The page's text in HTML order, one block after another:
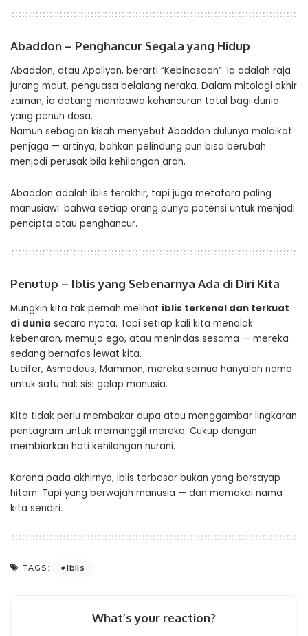
Abaddon – Penghancur Segala yang Hidup
Abaddon, atau Apollyon, berarti “Kebinasaan”. Ia adalah raja
jurang maut, penguasa belalang neraka. Dalam mitologi akhir
zaman, ia datang membawa kehancuran total bagi dunia
yang penuh dosa.
Namun sebagian kisah menyebut Abaddon dulunya malaikat
penjaga — artinya, bahkan pelindung pun bisa berubah
menjadi perusak bila kehilangan arah.
Abaddon adalah iblis terakhir, tapi juga metafora paling
manusiawi: bahwa setiap orang punya potensi untuk menjadi
pencipta atau penghancur.
Penutup – Iblis yang Sebenarnya Ada di Diri Kita
Mungkin kita tak pernah melihat iblis terkenal dan terkuat
di dunia secara nyata. Tapi setiap kali kita menolak
kebenaran, memuja ego, atau menindas sesama — mereka
sedang bernafas lewat kita.
Lucifer, Asmodeus, Mammon, mereka semua hanyalah nama
untuk satu hal: sisi gelap manusia.
Kita tidak perlu membakar dupa atau menggambar lingkaran
pentagram untuk memanggil mereka. Cukup dengan
membiarkan hati kehilangan nurani.
Karena pada akhirnya, iblis terbesar bukan yang bersayap
hitam. Tapi yang berwajah manusia — dan memakai nama
kita sendiri.
TAGS: Iblis
What’s your reaction?